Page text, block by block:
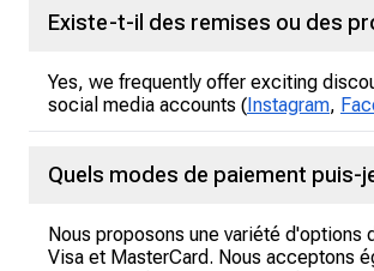
Existe-t-il des remises ou des
Yes, we frequently offer exciting
social media accounts (Instagram,
Quels modes de paiement puis-
Nous proposons une variété
Visa et MasterCard. Nous acceptons